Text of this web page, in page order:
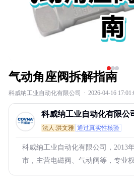
气动角座阀拆解指南
科威纳工业自动化有限公司 · 2026-04-16
科威纳工业自动化有限公
法人:洪文雅 通过真实性核验
科威纳工业自动化有限公司，2013
市，主营电磁阀、气动阀等，专业